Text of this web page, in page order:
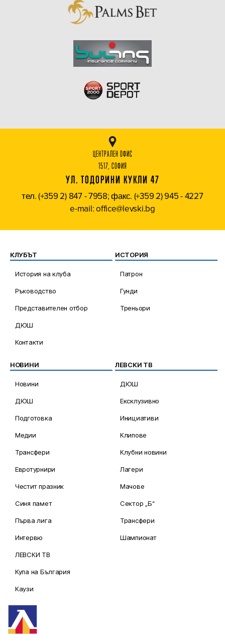
ЦЕНТРАЛЕН ОФИС
1517, СОФИЯ
УЛ. ТОДОРИНИ КУКЛИ 47
тел. (+359 2) 847 - 7958; факс. (+359 2) 945 - 4227
e-mail: office@levski.bg
КЛУБЪТ
История на клуба
Ръководство
Представителен отбор
ДЮШ
Контакти
ИСТОРИЯ
Патрон
Гунди
Треньори
НОВИНИ
Новини
ДЮШ
Подготовка
Медии
Трансфери
Евротурнири
Честит празник
Синя памет
Първа лига
Интервю
ЛЕВСКИ ТВ
Купа на България
Каузи
ЛЕВСКИ ТВ
ДЮШ
Ексклузивно
Инициативи
Клипове
Клубни новини
Лагери
Мачове
Сектор „Б“
Трансфери
Шампионат